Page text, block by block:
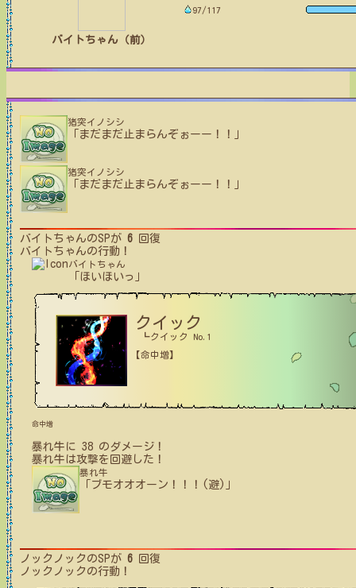
バイトちゃん（前）
97/117
猪突イノシシ
「まだまだ止まらんぞぉーー！！」
猪突イノシシ
「まだまだ止まらんぞぉーー！！」
バイトちゃんのSPが 6 回復
バイトちゃんの行動！
バイトちゃん
「ほいほいっ」
クイック
┗クイック No.1
【命中増】
命中増
暴れ牛 に 38 のダメージ！
暴れ牛は攻撃を回避した！
暴れ牛
「ブモオオオーン！！！(避)」
ノックノック のSPが 6 回復
ノックノック の行動！